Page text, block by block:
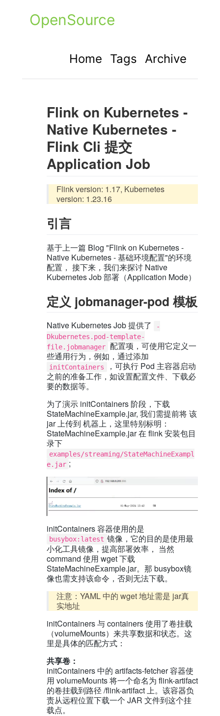
OpenSource
Home Tags Archive
Flink on Kubernetes -
Native Kubernetes -
Flink Cli 提交
Application Job
Flink version: 1.17, Kubernetes
version: 1.23.16
引言
基于上一篇 Blog "Flink on Kubernetes -
Native Kubernetes - 基础环境配置"的环境
配置， 接下来，我们来探讨 Native
Kubernetes Job 部署（Application Mode）
定义 jobmanager-pod 模板
Native Kubernetes Job 提供了
-
Dkubernetes.pod-template-
file.jobmanager 配置项，可使用它定义一
些通用行为，例如，通过添加
initContainers
，可执行 Pod 主容器启动
之前的准备工作，如设置配置文件、下载必
要的数据等。
为了演示 initContainers 阶段，下载
StateMachineExample.jar, 我们需提前将 该
jar 上传到 机器上，这里特别标明：
StateMachineExample.jar 在 flink 安装包目
录下
examples/streaming/StateMachineExampl
e.jar ;
initContainers 容器使用的是
busybox:latest 镜像，它的目的是使用最
小化工具镜像，提高部署效率， 当然
command 使用 wget 下载
StateMachineExample.jar。那 busybox镜
像也需支持该命令，否则无法下载。
注意：YAML 中的 wget 地址需是 jar真
实地址
initContainers 与 containers 使用了卷挂载
（volumeMounts）来共享数据和状态。这
里是具体的匹配方式：
共享卷：
initContainers 中的 artifacts-fetcher 容器使
用 volumeMounts 将一个命名为 flink-artifact
的卷挂载到路径 /flink-artifact 上。该容器负
责从远程位置下载一个 JAR 文件到这个挂
载点。